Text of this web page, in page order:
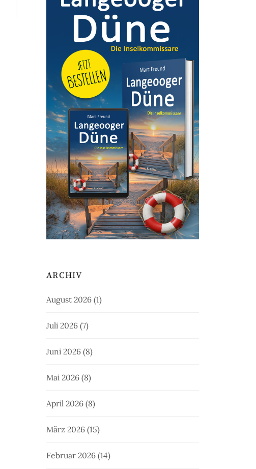
ARCHIV
August 2026 (1)
Juli 2026 (7)
Juni 2026 (8)
Mai 2026 (8)
April 2026 (8)
März 2026 (15)
Februar 2026 (14)